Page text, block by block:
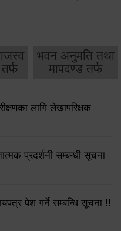
तर्फ
भवन अनुमति तथा
मापदण्ड तर्फ
लागि लेखापरिक्षक
प्रदर्शनी सम्बन्धी सूचना
पेश गर्ने सम्बन्धि सूचना !!